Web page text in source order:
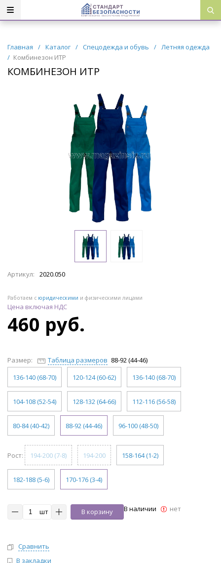
Главная / Каталог / Спецодежда и обувь / Летняя одежда
/ Комбинезон ИТР
КОМБИНЕЗОН ИТР
Артикул: 2020.050
Работаем с юридическими и физическими лицами
Цена включая НДС
460 руб.
Размер: Таблица размеров 88-92 (44-46)
136-140 (68-70)
120-124 (60-62) 136-140 (68-70)
104-108 (52-54) 128-132 (64-66) 112-116 (56-58)
80-84 (40-42) 88-92 (44-46) 96-100 (48-50)
Рост: 194-200 (7-8) 194-200 158-164 (1-2)
182-188 (5-6) 170-176 (3-4)
шт В корзину В наличии нет
Сравнить
В закладки